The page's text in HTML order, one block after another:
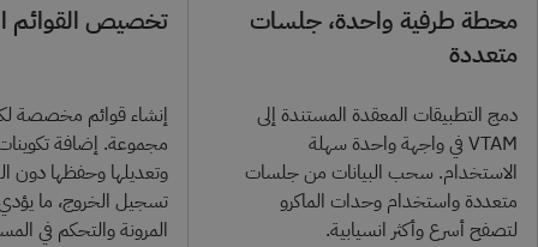
محطة طرفية واحدة، جلسات
متعددة
دمج التطبيقات المعقدة المستندة إلى
VTAM في واجهة واحدة سهلة
الاستخدام. سحب البيانات من جلسات
متعددة واستخدام وحدات الماكرو
لتصفح أسرع وأكثر انسيابية.
تخصيص القوائم
إنشاء قوائم مخصصة
مجموعة. إضافة
وتعديلها وحفظها دون
تسجيل الخروج، ما
المرونة والتحكم في